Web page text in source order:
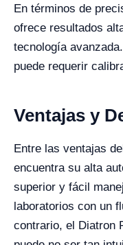
En términos de
ofrece resultados
tecnología
puede requerir
Ventajas y
Entre las ventajas
encuentra su alta
superior y fácil
laboratorios con un
contrario, el Diatron